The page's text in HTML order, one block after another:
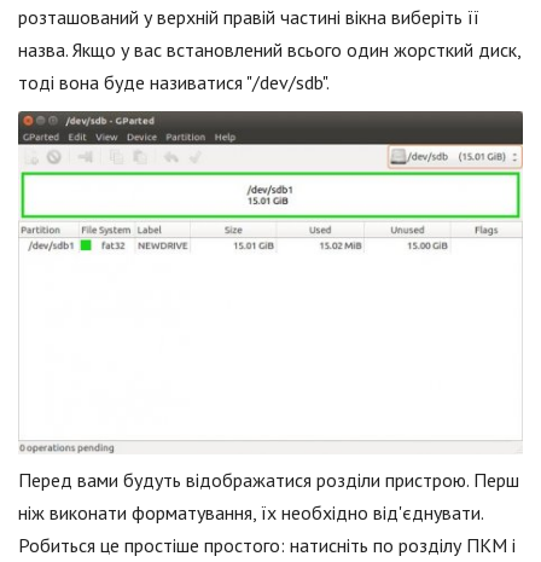
розташований у верхній правій частині вікна виберіть її
назва. Якщо у вас встановлений всього один жорсткий диск,
тоді вона буде називатися "/dev/sdb".
Перед вами будуть відображатися розділи пристрою. Перш
ніж виконати форматування, їх необхідно від'єднувати.
Робиться це простіше простого: натисніть по розділу ПКМ і